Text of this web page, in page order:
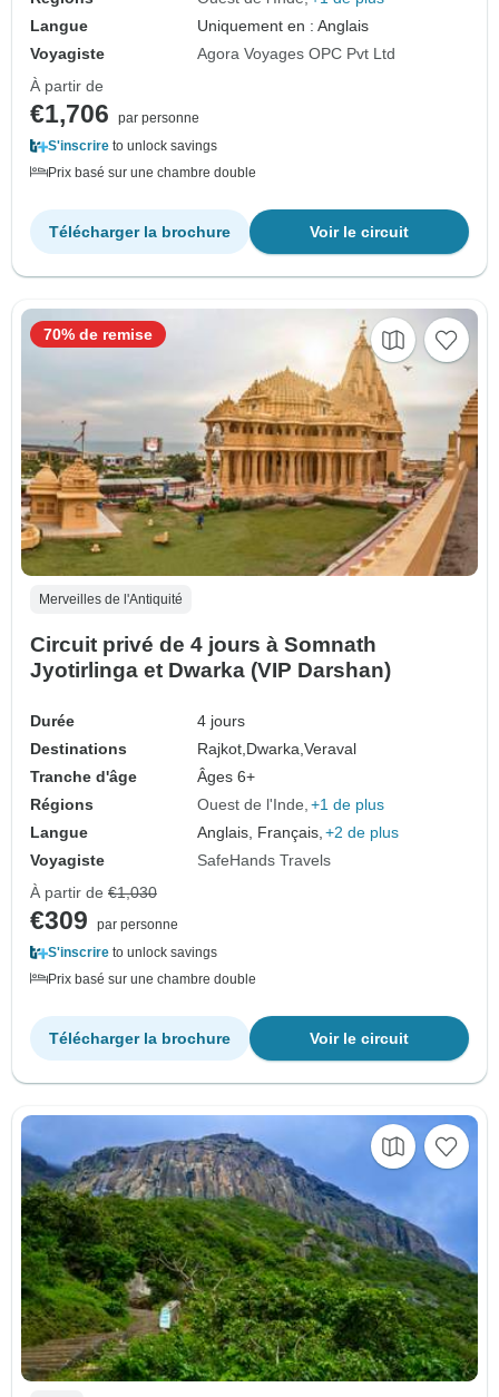
Langue
Uniquement en : Anglais
Voyagiste
Agora Voyages OPC Pvt Ltd
À partir de
€1,706
par personne
S'inscrire to unlock savings
Prix basé sur une chambre double
Voir le circuit
Télécharger la brochure
Merveilles de l'Antiquité
Circuit privé de 4 jours à Somnath
Jyotirlinga et Dwarka (VIP Darshan)
Durée
4 jours
Destinations
Rajkot, Dwarka,Veraval
Tranche d'âge
Âges 6+
Régions
Ouest de l'Inde +1 de plus
Langue
Anglais, Français, +2 de plus
Voyagiste
SafeHands Travels
70% de remise
À partir de €1,030
€309
par personne
S'inscrire to unlock savings
Prix basé sur une chambre double
Voir le circuit
Télécharger la brochure